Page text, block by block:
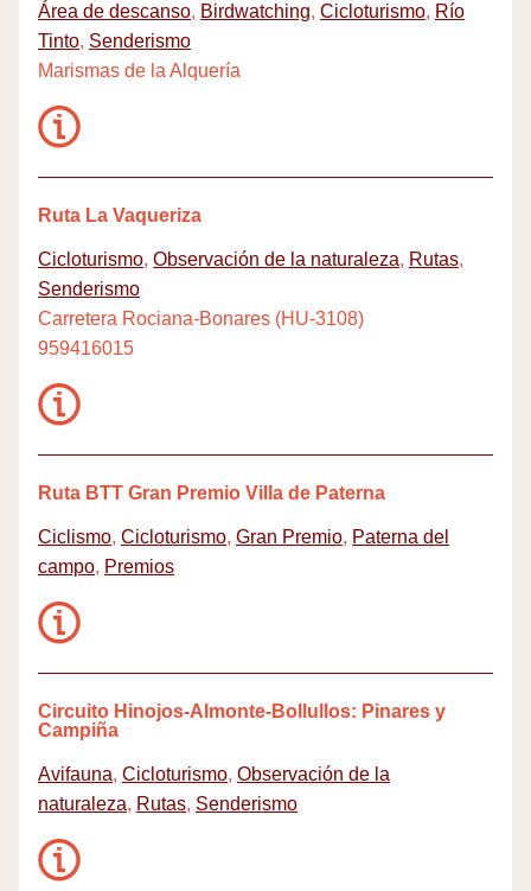
Área de descanso, Birdwatching, Cicloturismo, Río
Tinto, Senderismo
Marismas de la Alquería
Ruta La Vaqueriza
Cicloturismo, Observación de la naturaleza, Rutas,
Senderismo
Carretera Rociana-Bonares (HU-3108)
959416015
Ruta BTT Gran Premio Villa de Paterna
Ciclismo, Cicloturismo, Gran Premio, Paterna del
campo, Premios
Circuito Hinojos-Almonte-Bollullos: Pinares y
Campiña
Avifauna, Cicloturismo, Observación de la
naturaleza, Rutas, Senderismo